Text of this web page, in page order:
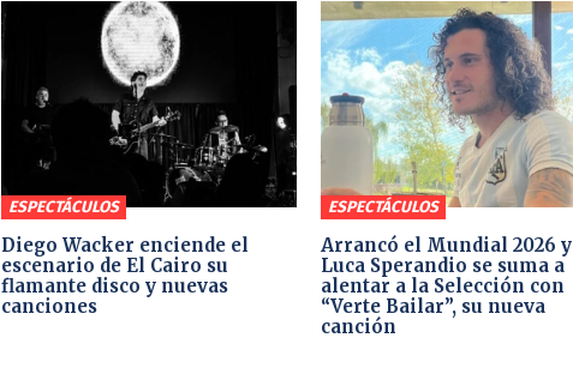
ESPECTÁCULOS
Diego Wacker enciende el
escenario de El Cairo su
flamante disco y nuevas
canciones
ESPECTÁCULOS
Arrancó el Mundial 2026 y
Luca Sperandio se suma a
alentar a la Selección con
“Verte Bailar”, su nueva
canción